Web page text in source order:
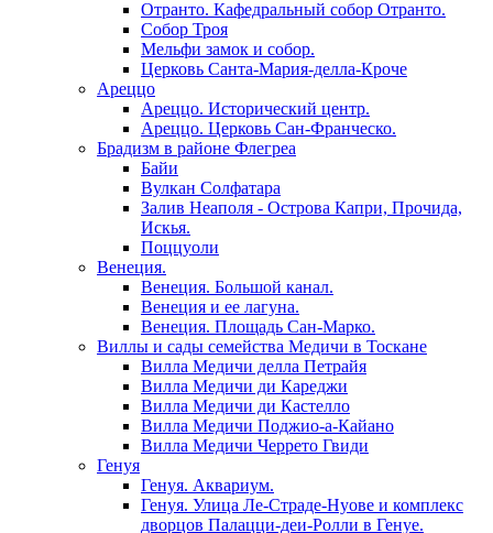
Отранто. Кафедральный собор Отранто.
Собор Троя
Мельфи замок и собор.
Церковь Санта-Мария-делла-Кроче
Ареццо
Ареццо. Исторический центр.
Ареццо. Церковь Сан-Франческо.
Брадизм в районе Флегреа
Байи
Вулкан Солфатара
Залив Неаполя - Острова Капри, Прочида,
Искья.
Поццуоли
Венеция.
Венеция. Большой канал.
Венеция и ее лагуна.
Венеция. Площадь Сан-Марко.
Виллы и сады семейства Медичи в Тоскане
Вилла Медичи делла Петрайя
Вилла Медичи ди Кареджи
Вилла Медичи ди Кастелло
Вилла Медичи Поджио-а-Кайано
Вилла Медичи Черрето Гвиди
Генуя
Генуя. Аквариум.
Генуя. Улица Ле-Страде-Нуове и комплекс
дворцов Палацци-деи-Ролли в Генуе.